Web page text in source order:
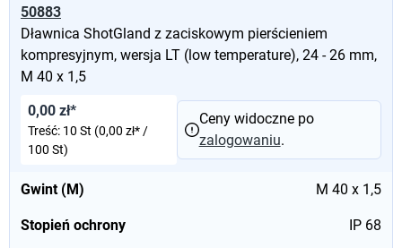
50883
Dławnica ShotGland z zaciskowym pierścieniem
kompresyjnym, wersja LT (low temperature), 24 - 26 mm,
M 40 x 1,5
Gwint (M) M 40 x 1,5
Stopień ochrony IP 68
0,00 zł*
Treść: 10 St (0,00 zł* /
100 St)
Ceny widoczne po
zalogowaniu.